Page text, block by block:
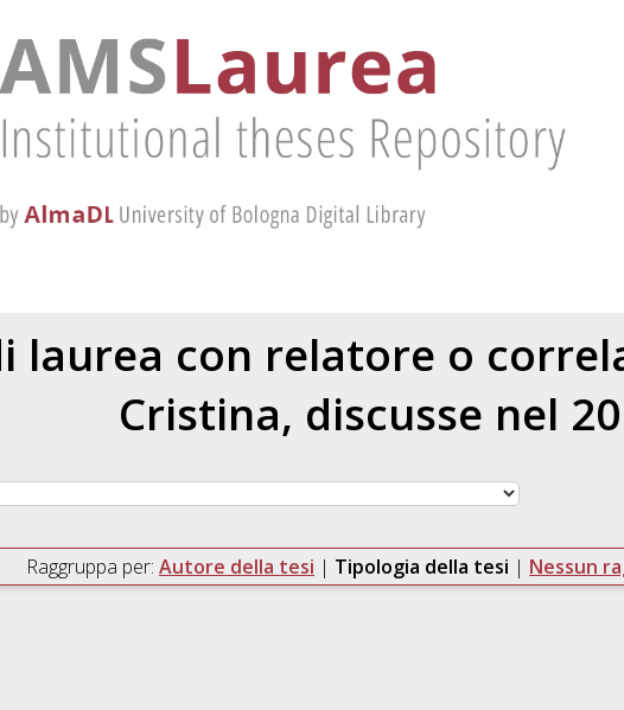
laurea con relatore o
Cristina, discusse nel
Raggruppa per: Autore della tesi | Tipologia della tesi | Nessun